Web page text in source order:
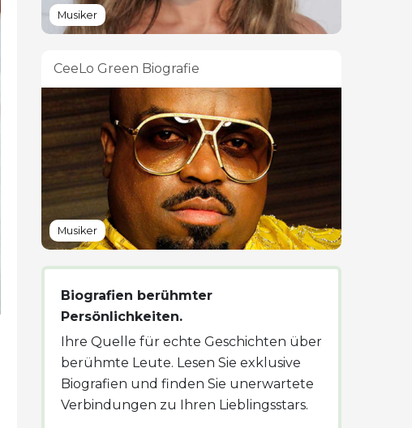
Musiker
CeeLo Green Biografie
Musiker
Biografien berühmter
Persönlichkeiten.
Ihre Quelle für echte Geschichten über
berühmte Leute. Lesen Sie exklusive
Biografien und finden Sie unerwartete
Verbindungen zu Ihren Lieblingsstars.